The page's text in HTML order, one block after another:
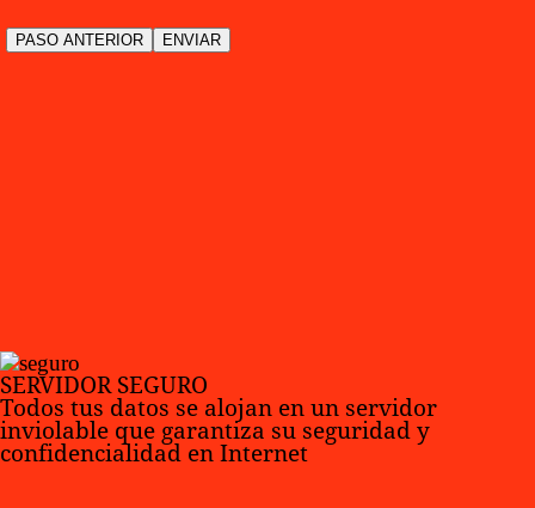
SERVIDOR SEGURO
Todos tus datos se alojan en un servidor
inviolable que garantiza su seguridad y
confidencialidad en Internet